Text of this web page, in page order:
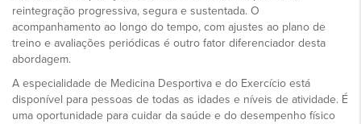
reintegração progressiva, segura e sustentada. O
acompanhamento ao longo do tempo, com ajustes ao plano de
treino e avaliações periódicas é outro fator diferenciador desta
abordagem.
A especialidade de Medicina Desportiva e do Exercício está
disponível para pessoas de todas as idades e níveis de atividade. É
uma oportunidade para cuidar da saúde e do desempenho físico